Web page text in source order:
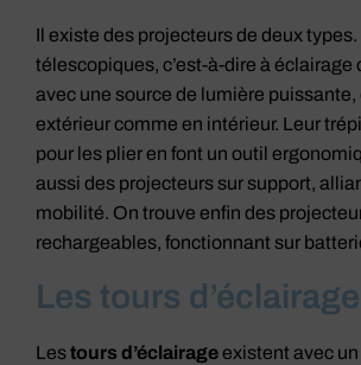
Il existe des projecteurs de deux
télescopiques, c’est-à-dire à éclairage
avec une source de lumière
extérieur comme en intérieur. Leur
pour les plier en font un outil
aussi des projecteurs sur support,
mobilité. On trouve enfin des
rechargeables, fonctionnant sur
Les tours d’éclairage
Lestours d’éclairageexistent avec